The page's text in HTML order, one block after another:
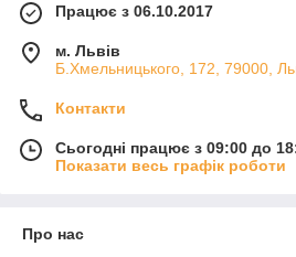
Працює з 06.10.2017
м. Львів
Б.Хмельницького, 172, 79000,
Контакти
Сьогодні працює з 09:00 до
Показати весь графік роботи
Про нас